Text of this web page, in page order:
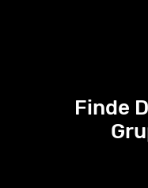
Finde